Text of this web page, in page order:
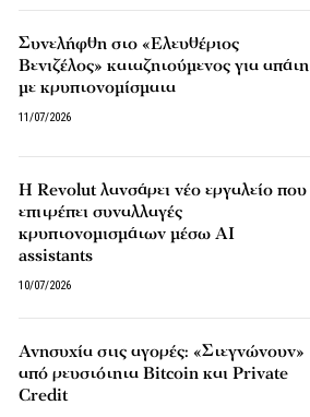
Συνελήφθη στο «Ελευθέριος
Βενιζέλος» καταζητούμενος για απάτη
με κρυπτονομίσματα
11/07/2026
Η Revolut λανσάρει νέο εργαλείο που
επιτρέπει συναλλαγές
κρυπτονομισμάτων μέσω AI
assistants
10/07/2026
Ανησυχία στις αγορές: «Στεγνώνουν»
από ρευστότητα Bitcoin και Private
Credit